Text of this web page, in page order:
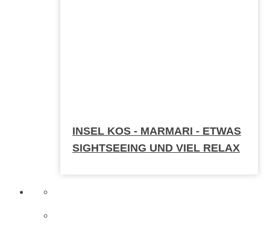
INSEL KOS - MARMARI - ETWAS
SIGHTSEEING UND VIEL RELAX